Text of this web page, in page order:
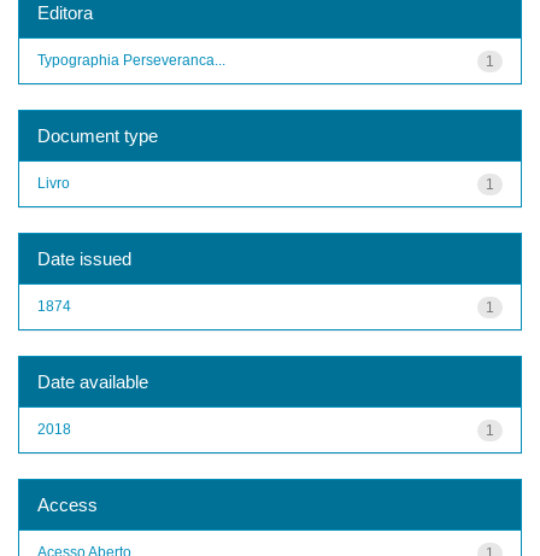
Editora
1
Typographia Perseveranca...
Document type
1
Livro
Date issued
1
1874
Date available
1
2018
Access
Acesso Aberto